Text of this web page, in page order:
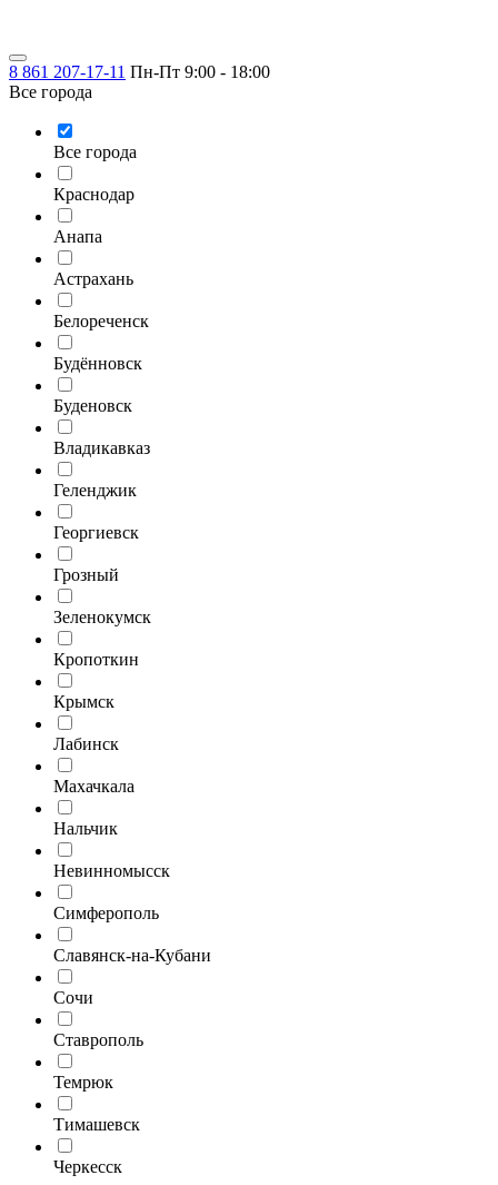
8 861 207-17-11 Пн-Пт 9:00 - 18:00
Все города
Все города
Краснодар
Анапа
Астрахань
Белореченск
Будённовск
Буденовск
Владикавказ
Геленджик
Георгиевск
Грозный
Зеленокумск
Кропоткин
Крымск
Лабинск
Махачкала
Нальчик
Невинномысск
Симферополь
Славянск-на-Кубани
Сочи
Ставрополь
Темрюк
Тимашевск
Черкесск